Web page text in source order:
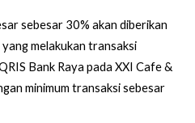
sebesar 30% akan diberikan
melakukan transaksi
Bank Raya pada XXI Cafe &
minimum transaksi sebesar